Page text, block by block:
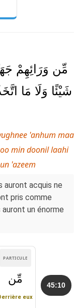
مِّن وَرَائِهِمْ
شَيْئًا وَلَا مَا
'anhum maa
min doonil laahi
'azeem
auront acquis ne
pris comme
un énorme
45:10
PARTICULE
مِّن
eux